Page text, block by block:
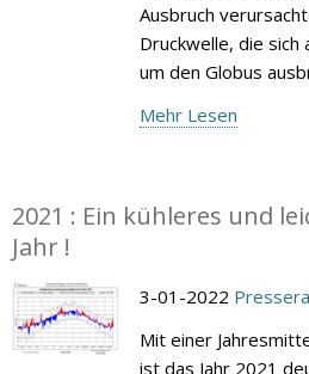
Ausbruch
Druckwelle, die sich
um den Globus
Mehr Lesen
2021 : Ein kühleres und
Jahr !
3-01-2022
Mit einer
ist das Jahr 2021